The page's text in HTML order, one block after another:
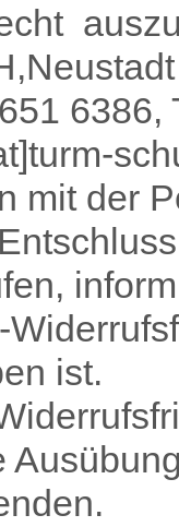
mit der
ist.